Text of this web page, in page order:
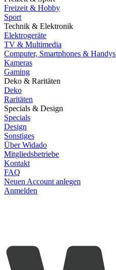
Freizeit & Hobby
Sport
Technik & Elektronik
Elektrogeräte
TV & Multimedia
Computer, Smartphones & Handys
Kameras
Gaming
Deko & Raritäten
Deko
Raritäten
Specials & Design
Specials
Design
Sonstiges
Über Widado
Mitgliedsbetriebe
Kontakt
FAQ
Neuen Account anlegen
Anmelden